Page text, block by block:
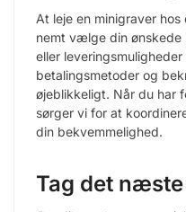
At leje en minigraver
nemt vælge din ønskede
eller
betalingsmetoder og
øjeblikkeligt. Når du har
sørger vi for at
din bekvemmelighed.
Tag det